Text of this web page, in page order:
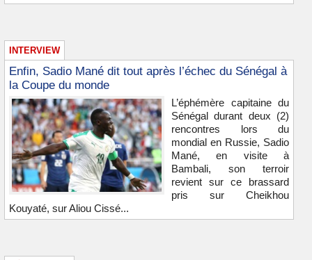
INTERVIEW
Enfin, Sadio Mané dit tout après l’échec du Sénégal à
la Coupe du monde
L’éphémère capitaine du
Sénégal durant deux (2)
rencontres lors du
mondial en Russie, Sadio
Mané, en visite à
Bambali, son terroir
revient sur ce brassard
pris sur Cheikhou
Kouyaté, sur Aliou Cissé...